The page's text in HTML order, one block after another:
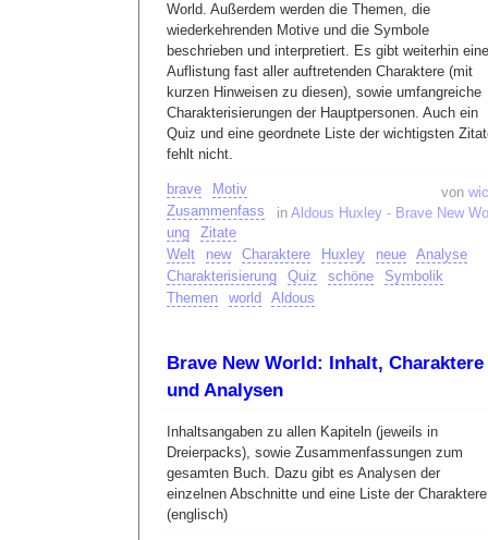
World. Außerdem werden die Themen, die
wiederkehrenden Motive und die Symbole
beschrieben und interpretiert. Es gibt weiterhin eine
Auflistung fast aller auftretenden Charaktere (mit
kurzen Hinweisen zu diesen), sowie umfangreiche
Charakterisierungen der Hauptpersonen. Auch ein
Quiz und eine geordnete Liste der wichtigsten
fehlt nicht.
von
in Aldous Huxley - Brave New
brave
Motiv
Zusammenfass
ung
Zitate
Welt
new Charaktere Huxley neue Analyse
Charakterisierung
Quiz schöne
Symbolik
Themen
world Aldous
Brave New World: Inhalt, Charaktere
und Analysen
Inhaltsangaben zu allen Kapiteln (jeweils in
Dreierpacks), sowie Zusammenfassungen zum
gesamten Buch. Dazu gibt es Analysen der
einzelnen Abschnitte und eine Liste der
(englisch)